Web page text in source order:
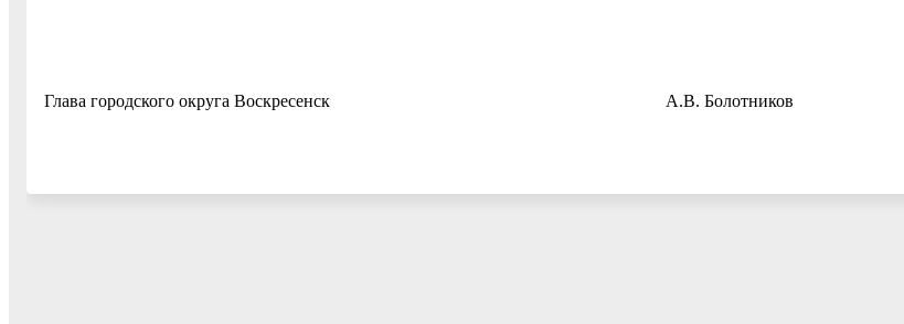
Глава городского округа Воскресенск А.В. Болотников